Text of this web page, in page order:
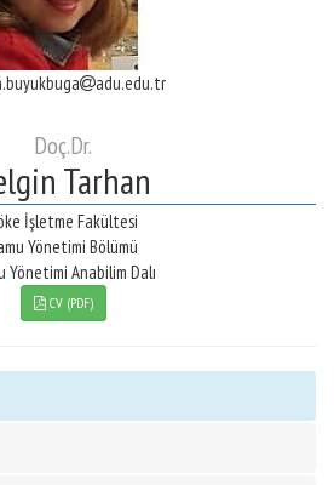
adu.edu.tr
Doç.Dr.
Tarhan
İşletme Fakültesi
Yönetimi Bölümü
Yönetimi Anabilim Dalı
CV (PDF)